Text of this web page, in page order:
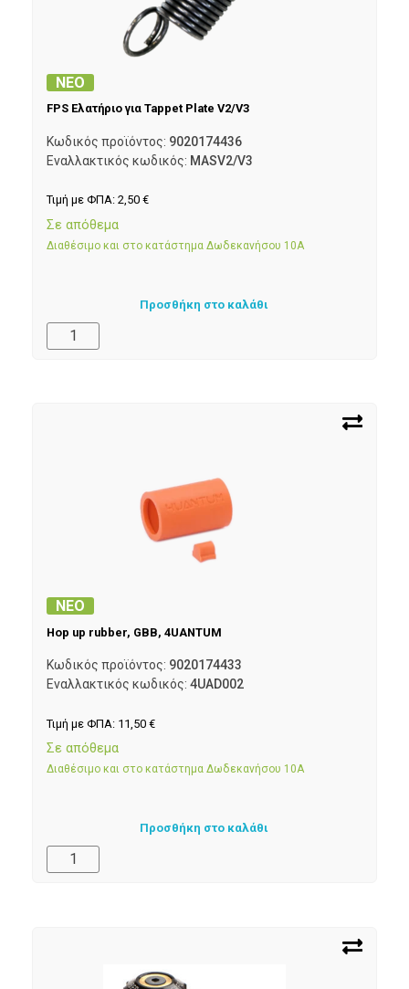
ΝΕΟ
FPS Ελατήριο για Tappet Plate V2/V3
Κωδικός προϊόντος: 9020174436
Εναλλακτικός κωδικός: MASV2/V3
Τιμή με ΦΠΑ: 2,50 €
Σε απόθεμα
Διαθέσιμο και στο κατάστημα Δωδεκανήσου 10Α
Προσθήκη στο καλάθι
ΝΕΟ
Hop up rubber, GBB, 4UANTUM
Κωδικός προϊόντος: 9020174433
Εναλλακτικός κωδικός: 4UAD002
Τιμή με ΦΠΑ: 11,50 €
Σε απόθεμα
Διαθέσιμο και στο κατάστημα Δωδεκανήσου 10Α
Προσθήκη στο καλάθι